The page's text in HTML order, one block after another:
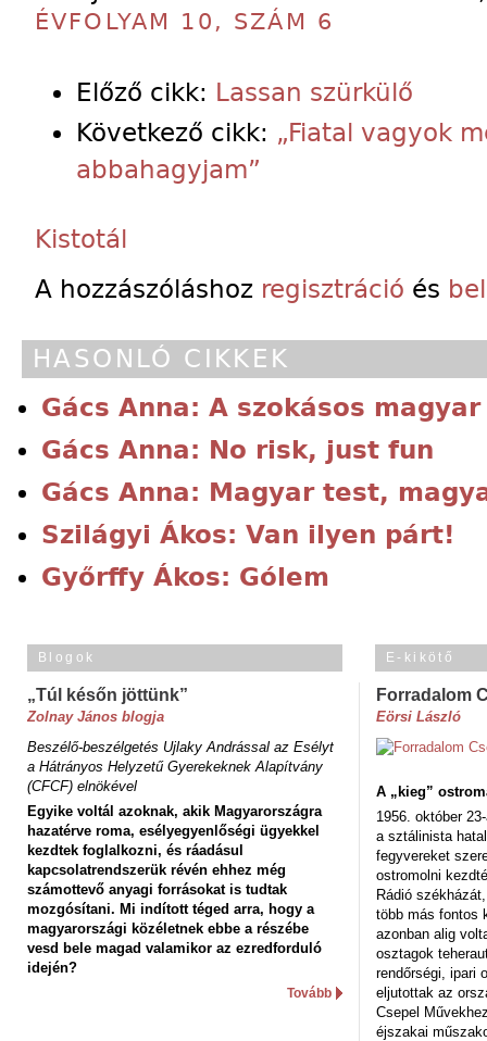
ÉVFOLYAM 10, SZÁM 6
Előző cikk: Lassan szürkülő
Következő cikk: „Fiatal vagyok
abbahagyjam”
Kistotál
A hozzászóláshoz regisztráció és
HASONLÓ CIKKEK
Gács Anna: A szokásos
Gács Anna: No risk, just fun
Gács Anna: Magyar test,
Szilágyi Ákos: Van ilyen párt!
Győrffy Ákos: Gólem
Blogok
„Túl későn jöttünk”
Zolnay János blogja
Beszélő-beszélgetés Ujlaky Andrással az Esélyt
a Hátrányos Helyzetű Gyerekeknek Alapítvány
(CFCF) elnökével
Egyike voltál azoknak, akik Magyarországra
hazatérve roma, esélyegyenlőségi ügyekkel
kezdtek foglalkozni, és ráadásul
kapcsolatrendszerük révén ehhez még
számottevő anyagi forrásokat is tudtak
mozgósítani. Mi indított téged arra, hogy a
magyarországi közéletnek ebbe a részébe
vesd bele magad valamikor az ezredforduló
idején?
Tovább
E-kikötő
Forradalom
Eörsi László
A „kieg”
1956. október
a sztálinista
fegyvereket
ostromolni
Rádió
több más fontos
azonban alig
osztagok
rendőrségi, ipari
eljutottak az
Csepel
éjszakai